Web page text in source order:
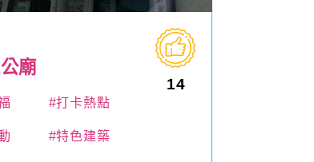
廟
14
#打卡熱點
#特色建築